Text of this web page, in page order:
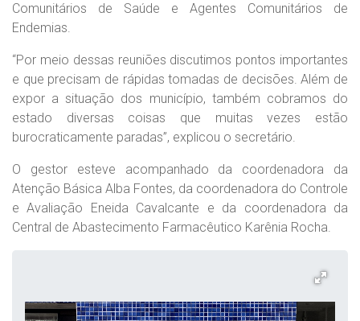
Comunitários de Saúde e Agentes Comunitários de
Endemias.
“Por meio dessas reuniões discutimos pontos importantes
e que precisam de rápidas tomadas de decisões. Além de
expor a situação dos município, também cobramos do
estado diversas coisas que muitas vezes estão
burocraticamente paradas”, explicou o secretário.
O gestor esteve acompanhado da coordenadora da
Atenção Básica Alba Fontes, da coordenadora do Controle
e Avaliação Eneida Cavalcante e da coordenadora da
Central de Abastecimento Farmacêutico Karênia Rocha.